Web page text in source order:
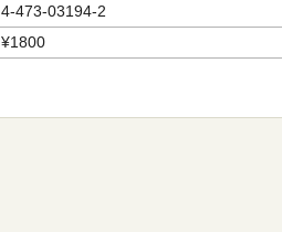
4-473-03194-2
¥1800